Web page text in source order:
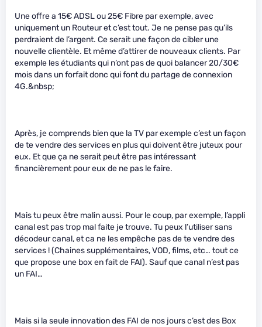
Une offre a 15€ ADSL ou 25€ Fibre par exemple, avec
uniquement un Routeur et c’est tout. Je ne pense pas qu’ils
perdraient de l’argent. Ce serait une façon de cibler une
nouvelle clientèle. Et même d’attirer de nouveaux clients. Par
exemple les étudiants qui n’ont pas de quoi balancer 20/30€
mois dans un forfait donc qui font du partage de connexion
4G.&nbsp;
Après, je comprends bien que la TV par exemple c’est un façon
de te vendre des services en plus qui doivent être juteux pour
eux. Et que ça ne serait peut être pas intéressant
financièrement pour eux de ne pas le faire.
Mais tu peux être malin aussi. Pour le coup, par exemple, l’appli
canal est pas trop mal faite je trouve. Tu peux l’utiliser sans
décodeur canal, et ca ne les empêche pas de te vendre des
services ! (Chaines supplémentaires, VOD, films, etc… tout ce
que propose une box en fait de FAI). Sauf que canal n’est pas
un FAI…
Mais si la seule innovation des FAI de nos jours c’est des Box